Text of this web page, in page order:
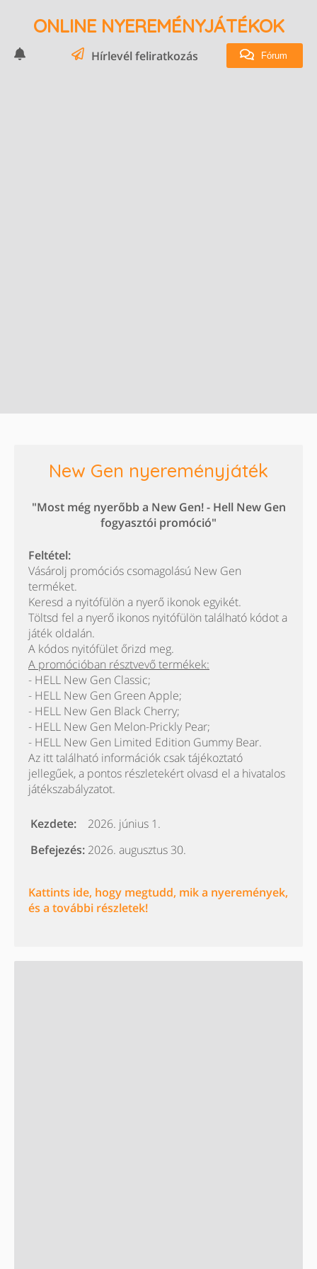
ONLINE NYEREMÉNYJÁTÉKOK
Hírlevél feliratkozás Fórum
New Gen nyereményjáték
"Most még nyerőbb a New Gen! - Hell New Gen
fogyasztói promóció"
Feltétel:
Vásárolj promóciós csomagolású New Gen
terméket.
Keresd a nyitófülön a nyerő ikonok egyikét.
Töltsd fel a nyerő ikonos nyitófülön található kódot a
játék oldalán.
A kódos nyitófület őrizd meg.
A promócióban résztvevő termékek:
- HELL New Gen Classic;
- HELL New Gen Green Apple;
- HELL New Gen Black Cherry;
- HELL New Gen Melon-Prickly Pear;
- HELL New Gen Limited Edition Gummy Bear.
Az itt található információk csak tájékoztató
jellegűek, a pontos részletekért olvasd el a hivatalos
játékszabályzatot.
Kezdete:
2026. június 1.
Befejezés: 2026. augusztus 30.
Kattints ide, hogy megtudd, mik a nyeremények,
és a további részletek!